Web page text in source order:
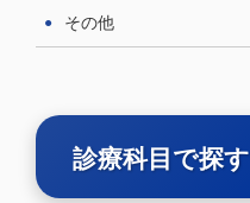
その他
診療科目で探す